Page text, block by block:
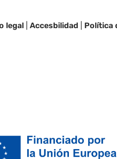
legal| Accesbilidad Política